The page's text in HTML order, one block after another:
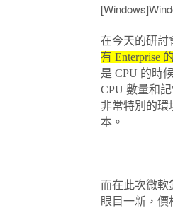
在今天的研討
有 Enterprise
是 CPU 的時
CPU 數量和
非常特別的環
本。
而在此次微軟
眼目一新，價